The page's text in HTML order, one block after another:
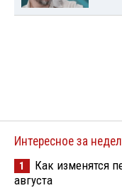
Интересное за
1
Как изменятся
августа